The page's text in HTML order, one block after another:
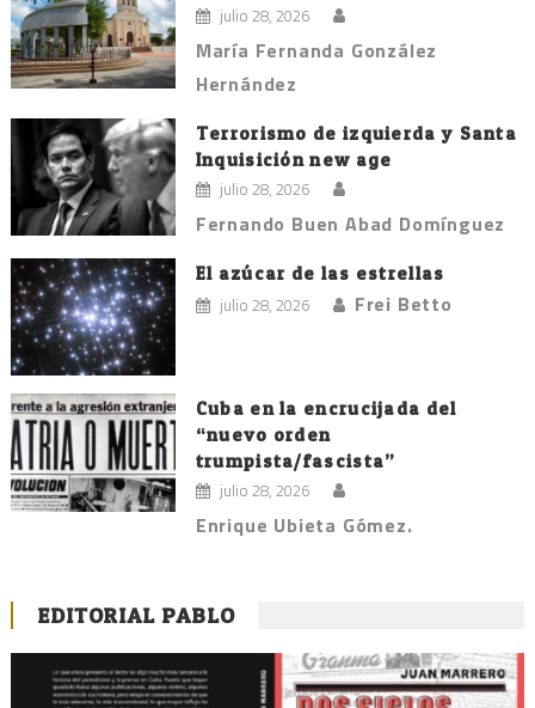
julio 28, 2026
María Fernanda González
Hernández
Terrorismo de izquierda y Santa
Inquisición new age
julio 28, 2026
Fernando Buen Abad Domínguez
El azúcar de las estrellas
julio 28, 2026 Frei Betto
Cuba en la encrucijada del
“nuevo orden
trumpista/fascista”
julio 28, 2026
Enrique Ubieta Gómez.
EDITORIAL PABLO